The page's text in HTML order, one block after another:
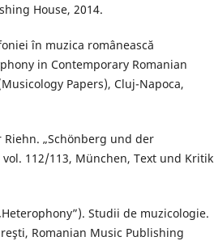
House, 2014.
în muzica românească
in Contemporary Romanian
Papers), Cluj-Napoca,
„Schönberg und der
112/113, München, Text und Kritik
Studii de muzicologie.
Romanian Music Publishing